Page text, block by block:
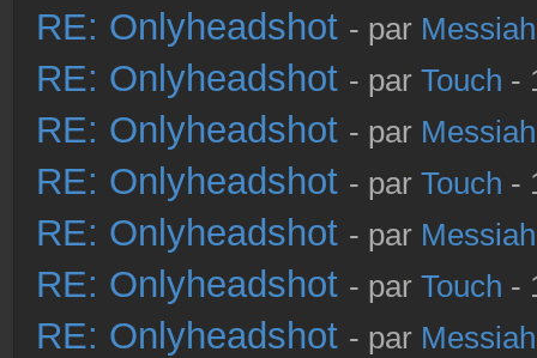
RE: Onlyheadshot - par
RE: Onlyheadshot - par Touch -
RE: Onlyheadshot - par
RE: Onlyheadshot - par Touch -
RE: Onlyheadshot - par
RE: Onlyheadshot - par Touch -
RE: Onlyheadshot - par